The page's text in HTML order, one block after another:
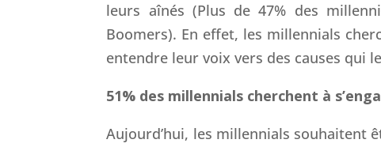
leurs aînés (Plus de 47% des
Boomers). En effet, les millennials
entendre leur voix vers des causes qui
51% des millennials cherchent à
Aujourd’hui, les millennials souhaitent